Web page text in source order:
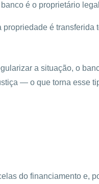
é o proprietário
é transferida
a situação, o
— o que torna esse
do financiamento e,